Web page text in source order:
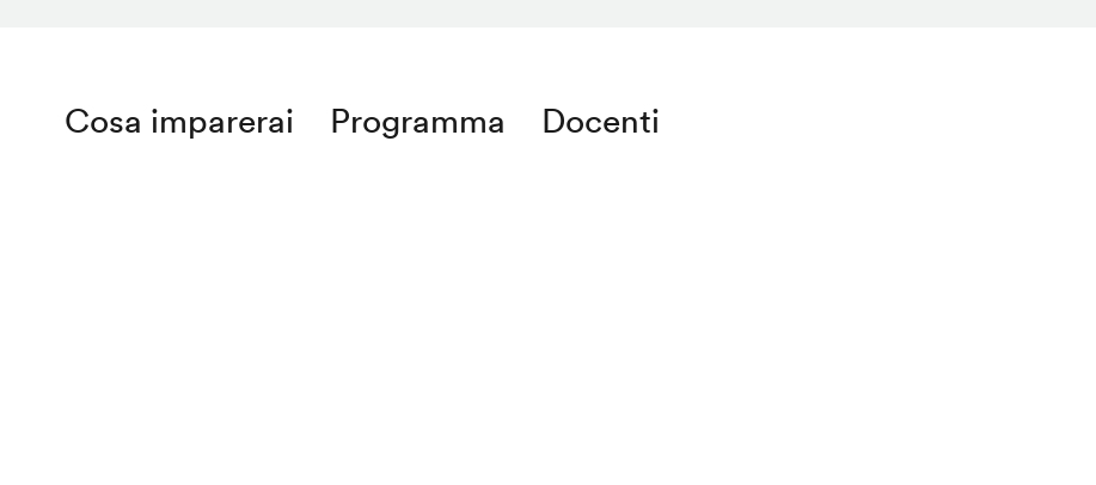
Cosa imparerai Programma Docenti